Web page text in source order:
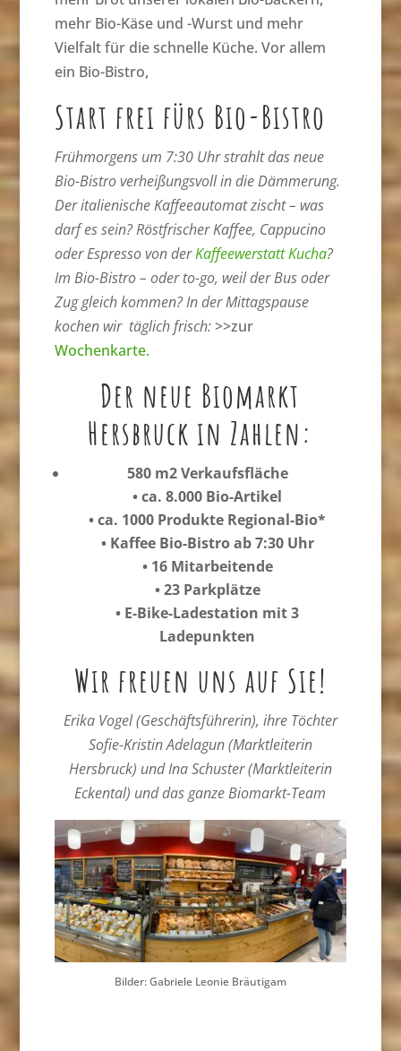
mehr Bio-Käse und -Wurst und mehr
Vielfalt für die schnelle Küche. Vor allem
ein Bio-Bistro,
Start frei fürs Bio-Bistro
Frühmorgens um 7:30 Uhr strahlt das neue
Bio-Bistro verheißungsvoll in die Dämmerung.
Der italienische Kaffeeautomat zischt – was
darf es sein? Röstfrischer Kaffee, Cappucino
oder Espresso von derKaffeewerstatt Kucha?
Im Bio-Bistro – oder to-go, weil der Bus oder
Zug gleich kommen? In der Mittagspause
kochen wir täglich frisch:>>zur
Wochenkarte.
Der neue Biomarkt
Hersbruck in Zahlen:
580 m2 Verkaufsfläche
• ca. 8.000 Bio-Artikel
• ca. 1000 Produkte Regional-Bio*
• Kaffee Bio-Bistro ab 7:30 Uhr
• 16 Mitarbeitende
• 23 Parkplätze
• E-Bike-Ladestation mit 3
Ladepunkten
Wir freuen uns auf Sie!
Erika Vogel (Geschäftsführerin), ihre Töchter
Sofie-Kristin Adelagun (Marktleiterin
Hersbruck) und Ina Schuster (Marktleiterin
Eckental) und das ganze Biomarkt-Team
Bilder: Gabriele Leonie Bräutigam